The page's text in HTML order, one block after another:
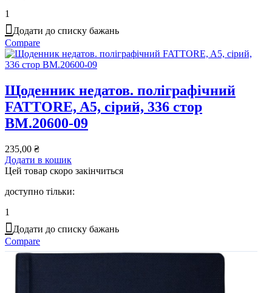
1
Додати до списку бажань
Compare
Щоденник недатов. поліграфічний
FATTORE, A5, сірий, 336 стор
BM.20600-09
235,00 ₴
Додати в кошик
Цей товар скоро закінчиться
доступно тільки:
1
Додати до списку бажань
Compare